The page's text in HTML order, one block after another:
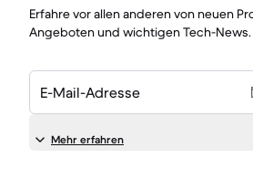
Erfahre vor allen anderen von neuen
Angeboten und wichtigen Tech-News.
E-Mail-Adresse
Mehr erfahren